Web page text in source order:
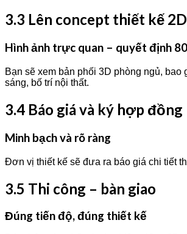
3.3 Lên concept thiết kế
Hình ảnh trực quan – quyết định
Bạn sẽ xem bản phối 3D phòng ngủ, bao
sáng, bố trí nội thất.
3.4 Báo giá và ký hợp đồng
Minh bạch và rõ ràng
Đơn vị thiết kế sẽ đưa ra báo giá chi tiết
3.5 Thi công – bàn giao
Đúng tiến độ, đúng thiết kế